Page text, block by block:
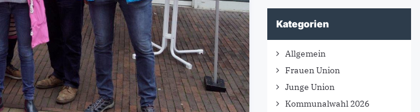
Kategorien
Allgemein
Frauen Union
Junge Union
Kommunalwahl 2026